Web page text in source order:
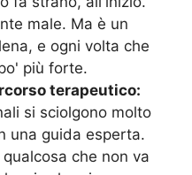
male. Ma è un
e ogni volta che
più forte.
terapeutico:
si sciolgono molto
una guida esperta.
che non va